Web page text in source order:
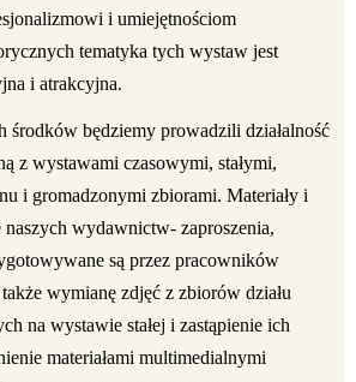
i umiejętnościom
tematyka tych wystaw jest
i atrakcyjna.
środków będziemy prowadzili działalność
z wystawami czasowymi, stałymi,
i gromadzonymi zbiorami. Materiały i
naszych wydawnictw- zaproszenia,
są przez pracowników
wymianę zdjęć z zbiorów działu
na wystawie stałej i zastąpienie ich
materiałami multimedialnymi